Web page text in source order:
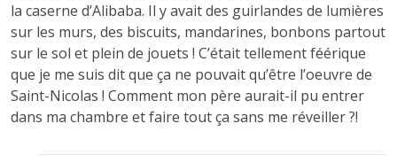
la caserne d’Alibaba. Il y avait des guirlandes de lumières
sur les murs, des biscuits, mandarines, bonbons partout
sur le sol et plein de jouets ! C’était tellement féérique
que je me suis dit que ça ne pouvait qu’être l’oeuvre de
Saint-Nicolas ! Comment mon père aurait-il pu entrer
dans ma chambre et faire tout ça sans me réveiller ?!